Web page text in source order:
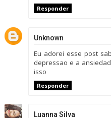
Responder
Unknown
Eu adorei esse post
depressao e a
isso
Responder
Luanna Silva